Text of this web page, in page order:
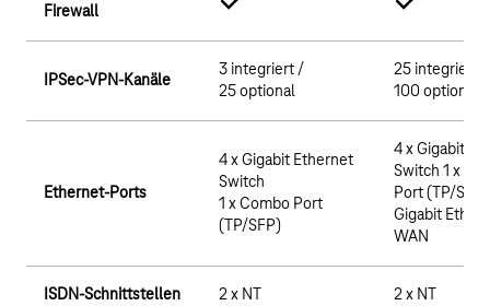
Firewall
IPSec-VPN-Kanäle
3 integriert /
25 optional
25 integriert
100 optional
Ethernet-Ports
4 x Gigabit Ethernet
Switch
1 x Combo Port
(TP/SFP)
4 x Gigabit
Switch 1 x
Port (TP/
Gigabit
WAN
ISDN-Schnittstellen 2 x NT 2 x NT